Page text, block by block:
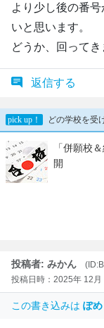
より少し後の番
いと思います。
どうか、回ってき
返信する
投稿者: みかん
投稿日時：2025年 12月
この書き込みは ぽめ